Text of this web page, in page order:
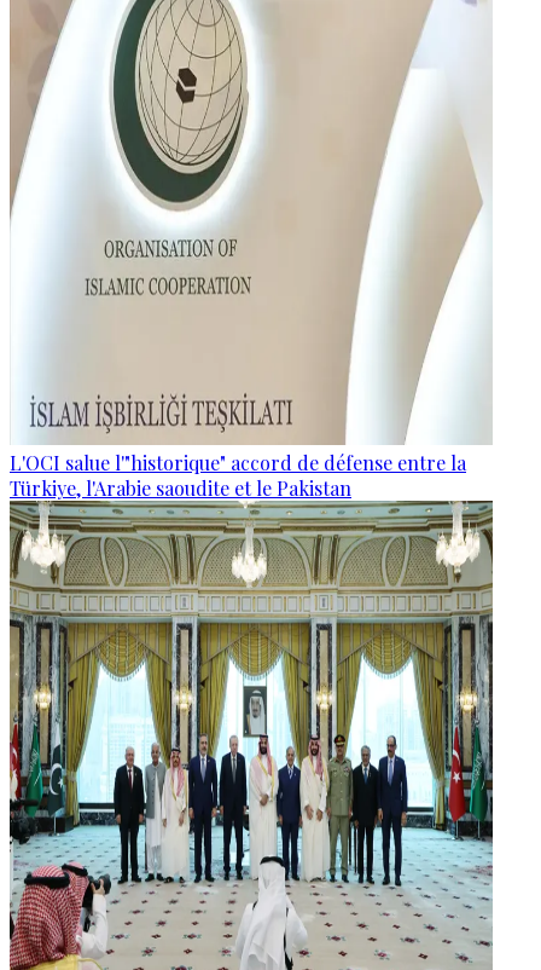
L'OCI salue l'"historique" accord de défense entre la
Türkiye, l'Arabie saoudite et le Pakistan